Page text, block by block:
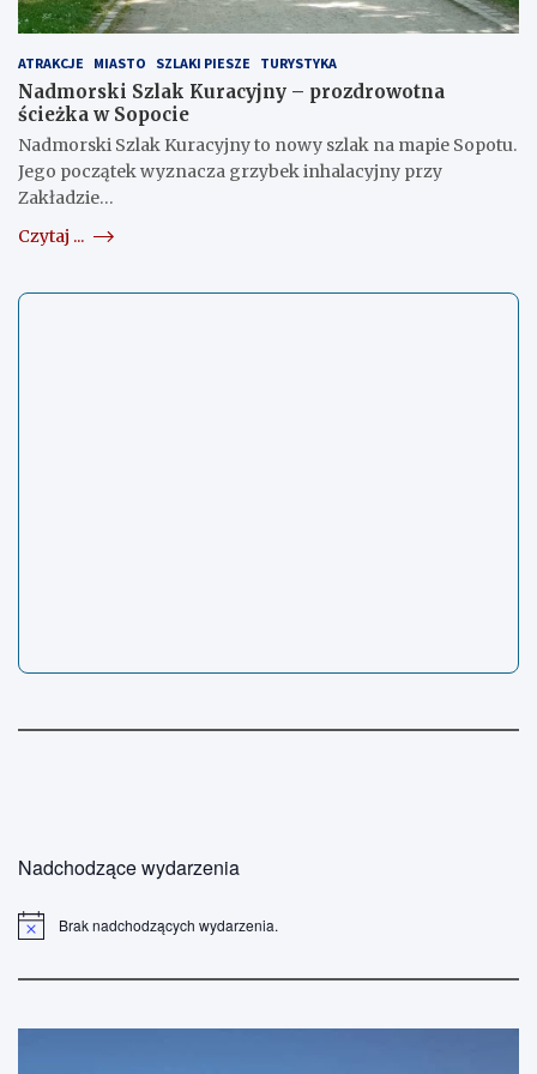
ATRAKCJE MIASTO SZLAKI PIESZE TURYSTYKA
Nadmorski Szlak Kuracyjny – prozdrowotna
ścieżka w Sopocie
Nadmorski Szlak Kuracyjny to nowy szlak na mapie Sopotu.
Jego początek wyznacza grzybek inhalacyjny przy
Zakładzie…
Czytaj ...
Nadchodzące wydarzenia
d
Brak nadchodzących wydarzenia.